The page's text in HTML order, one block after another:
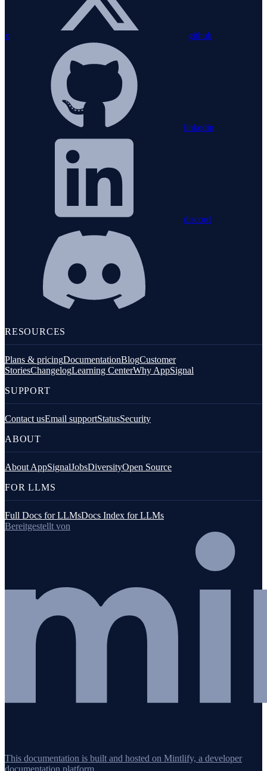
x github
linkedin
discord
RESOURCES
Plans & pricingDocumentationBlogCustomer
StoriesChangelogLearning CenterWhy AppSignal
SUPPORT
Contact usEmail supportStatusSecurity
ABOUT
About AppSignalJobsDiversityOpen Source
FOR LLMS
Full Docs for LLMsDocs Index for LLMs
Bereitgestellt von
This documentation is built and hosted on Mintlify, a developer
documentation platform